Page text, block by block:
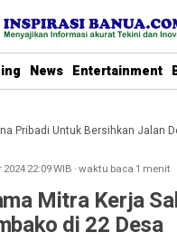
News Entertainment
Pribadi Untuk Bersihkan Jalan
202422:09WIB ·waktu baca 1 menit
Mitra Kerja
di 22 Desa